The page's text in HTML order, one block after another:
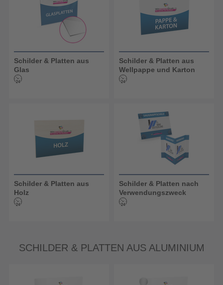
Schilder & Platten aus
Glas
Schilder & Platten aus
Wellpappe und Karton
Schilder & Platten aus
Holz
Schilder & Platten nach
Verwendungszweck
SCHILDER & PLATTEN AUS ALUMINIUM